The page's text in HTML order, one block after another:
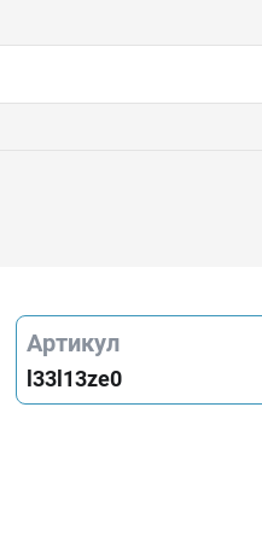
Артикул
l33l13ze0